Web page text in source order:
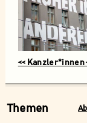
<< Kanzler*innen
Themen